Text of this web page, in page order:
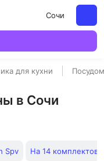
Сочи
для кухни
в Сочи
Spv На 14 комплектов